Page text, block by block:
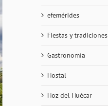
efemérides
Fiestas y tradiciones
Gastronomía
Hostal
Hoz del Huécar